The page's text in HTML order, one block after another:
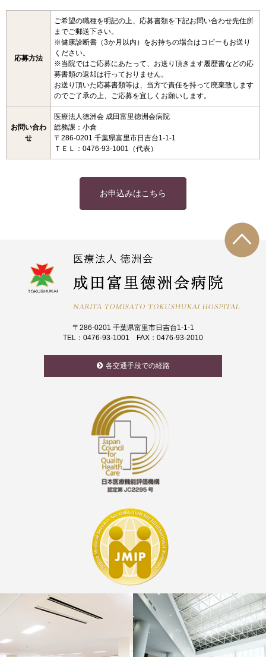
応募方法
ご希望の職種を明記の上、応募書類を下記お問い合わせ先住所
までご郵送下さい。
※健康診断書（3か月以内）をお持ちの場合はコピーもお送り
ください。
※当院ではご応募にあたって、お送り頂きます履歴書などの応
募書類の返却は行っておりません。
お送り頂いた応募書類等は、当方で責任を持って廃棄致します
のでご了承の上、ご応募を宜しくお願いします。
お問い合わ
せ
医療法人徳洲会 成田富里徳洲会病院
総務課：小倉
〒286-0201 千葉県富里市日吉台1-1-1
ＴＥＬ：0476-93-1001（代表）
お申込みはこちら
〒286-0201 千葉県富里市日吉台1-1-1
TEL：0476-93-1001 FAX：0476-93-2010
各交通手段での経路